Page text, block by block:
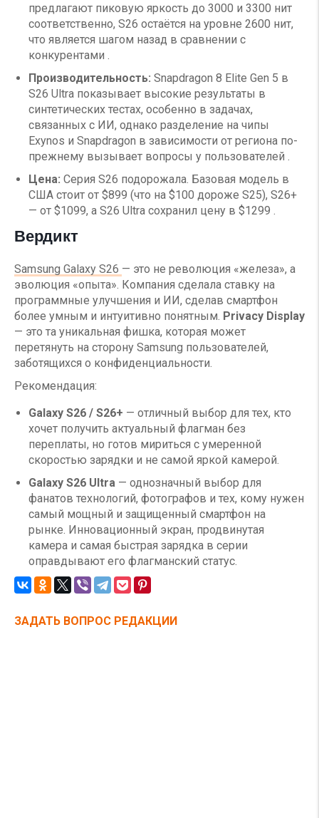
предлагают пиковую яркость до 3000 и 3300 нит
соответственно, S26 остаётся на уровне 2600 нит,
что является шагом назад в сравнении с
конкурентами .
Производительность: Snapdragon 8 Elite Gen 5 в
S26 Ultra показывает высокие результаты в
синтетических тестах, особенно в задачах,
связанных с ИИ, однако разделение на чипы
Exynos и Snapdragon в зависимости от региона по-
прежнему вызывает вопросы у пользователей .
Цена: Серия S26 подорожала. Базовая модель в
США стоит от $899 (что на $100 дороже S25), S26+
— от $1099, а S26 Ultra сохранил цену в $1299 .
Вердикт
Samsung Galaxy S26 — это не революция «железа», а
эволюция «опыта». Компания сделала ставку на
программные улучшения и ИИ, сделав смартфон
более умным и интуитивно понятным. Privacy Display
— это та уникальная фишка, которая может
перетянуть на сторону Samsung пользователей,
заботящихся о конфиденциальности.
Рекомендация:
Galaxy S26 / S26+ — отличный выбор для тех, кто
хочет получить актуальный флагман без
переплаты, но готов мириться с умеренной
скоростью зарядки и не самой яркой камерой.
Galaxy S26 Ultra — однозначный выбор для
фанатов технологий, фотографов и тех, кому нужен
самый мощный и защищенный смартфон на
рынке. Инновационный экран, продвинутая
камера и самая быстрая зарядка в серии
оправдывают его флагманский статус.
ЗАДАТЬ ВОПРОС РЕДАКЦИИ